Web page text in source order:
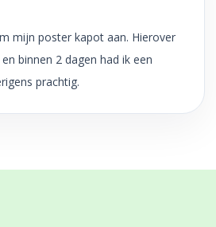
mijn poster kapot aan. Hierover
binnen 2 dagen had ik een
prachtig.